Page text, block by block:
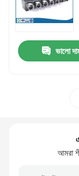
CNC বাঁক অংশ
CNC মিলিং অংশ
প্লাস্টিক ইনজেকশন
ভালো
আমরা